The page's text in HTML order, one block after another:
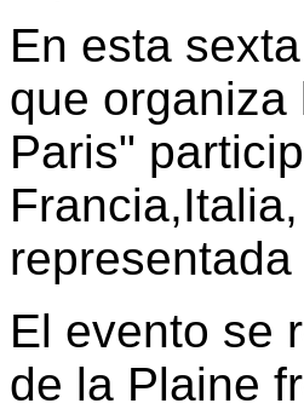
En esta
que
Paris"
El evento se
de la Plaine